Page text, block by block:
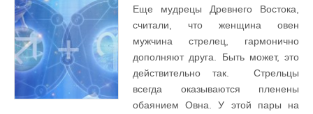
Еще мудрецы Древнего Востока,
считали, что женщина овен
мужчина стрелец, гармонично
дополняют друга. Быть может, это
действительно так. Стрельцы
всегда оказываются пленены
обаянием Овна. У этой пары на